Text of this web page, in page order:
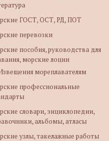
ГОСТ, ОСТ, РД, ПОТ
перевозки
пособия, руководства для
морские лоции
мореплавателям
профессиональные
словари, энциклопедии,
альбомы, атласы
узлы, такелажные работы